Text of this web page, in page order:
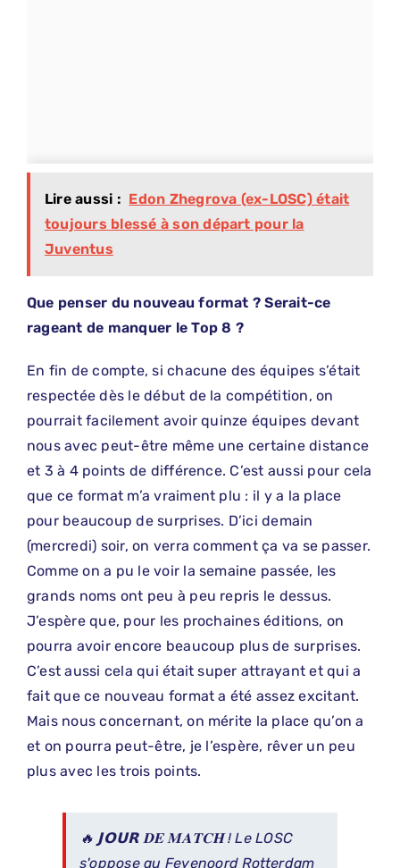
Lire aussi : Edon Zhegrova (ex-LOSC) était
toujours blessé à son départ pour la
Juventus
Que penser du nouveau format ? Serait-ce
rageant de manquer le Top 8 ?
En fin de compte, si chacune des équipes s’était
respectée dès le début de la compétition, on
pourrait facilement avoir quinze équipes devant
nous avec peut-être même une certaine distance
et 3 à 4 points de différence. C’est aussi pour cela
que ce format m’a vraiment plu : il y a la place
pour beaucoup de surprises. D’ici demain
(mercredi) soir, on verra comment ça va se passer.
Comme on a pu le voir la semaine passée, les
grands noms ont peu à peu repris le dessus.
J’espère que, pour les prochaines éditions, on
pourra avoir encore beaucoup plus de surprises.
C’est aussi cela qui était super attrayant et qui a
fait que ce nouveau format a été assez excitant.
Mais nous concernant, on mérite la place qu’on a
et on pourra peut-être, je l’espère, rêver un peu
plus avec les trois points.
🔥 𝗝𝗢𝗨𝗥 𝐃𝐄 𝐌𝐀𝐓𝐂𝐇 ! Le LOSC
s'oppose au Feyenoord Rotterdam